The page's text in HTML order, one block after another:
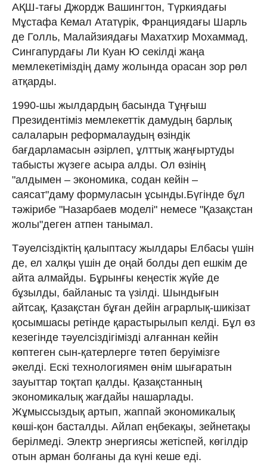
АҚШ-тағы Джордж Вашингтон, Түркиядағы
Мұстафа Кемал Ататүрік, Франциядағы Шарль
де Голль, Малайзиядағы Махатхир Мохаммад,
Сингапурдағы Ли Куан Ю секілді жаңа
мемлекетіміздің даму жолында орасан зор рөл
атқарды.
1990-шы жылдардың басында Тұңғыш
Президентіміз мемлекеттік дамудың барлық
салаларын реформалаудың өзіндік
бағдарламасын әзірлеп, ұлттық жаңғыртуды
табысты жүзеге асыра алды. Ол өзінің
"алдымен – экономика, содан кейін –
саясат"даму формуласын ұсынды.Бүгінде бұл
тәжірибе "Назарбаев моделі" немесе "Қазақстан
жолы"деген атпен танымал.
Тәуелсіздіктің қалыптасу жылдары Елбасы үшін
де, ел халқы үшін де оңай болды деп ешкім де
айта алмайды. Бұрынғы кеңестік жүйе де
бұзылды, байланыс та үзілді. Шындығын
айтсақ, Қазақстан бұған дейін аграрлық-шикізат
қосымшасы ретінде қарастырылып келді. Бұл өз
кезегінде тәуелсіздігімізді алғаннан кейін
көптеген сын-қатерлерге төтеп беруімізге
әкелді. Ескі технологиямен өнім шығаратын
зауыттар тоқтап қалды. Қазақстанның
экономикалық жағдайы нашарлады.
Жұмыссыздық артып, жаппай экономикалық
көші-қон басталды. Айлап еңбекақы, зейнетақы
берілмеді. Электр энергиясы жетіспей, көгілдір
отын арман болғаны да күні кеше еді.